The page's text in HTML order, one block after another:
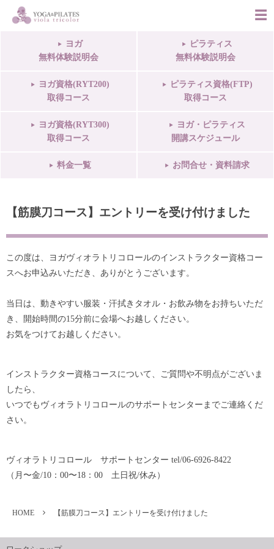
ヨガ
無料体験説明会
ピラティス
無料体験説明会
ヨガ資格(RYT200)
取得コース
ピラティス資格(FTP)
取得コース
ヨガ資格(RYT300)
取得コース
ヨガ・ピラティス
開講スケジュール
料金一覧 お問合せ・資料請求
【筋膜刀コース】エントリーを受け付けました
この度は、ヨガヴィオラトリコロールのインストラクター資格コー
スへお申込みいただき、ありがとうございます。
当日は、動きやすい服装・汗拭きタオル・お飲み物をお持ちいただ
き、開始時間の15分前に会場へお越しください。
お気をつけてお越しください。
インストラクター資格コースについて、ご質問や不明点がございま
したら、
いつでもヴィオラトリコロールのサポートセンターまでご連絡くだ
さい。
ヴィオラトリコロール サポートセンター tel/06-6926-8422
（月〜金/10：00〜18：00 土日祝/休み）
HOME 【筋膜刀コース】エントリーを受け付けました